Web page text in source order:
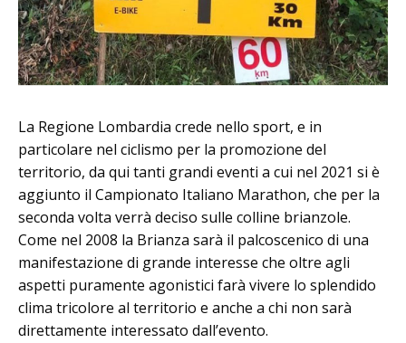
La Regione Lombardia crede nello sport, e in
particolare nel ciclismo per la promozione del
territorio, da qui tanti grandi eventi a cui nel 2021 si è
aggiunto il Campionato Italiano Marathon, che per la
seconda volta verrà deciso sulle colline brianzole.
Come nel 2008 la Brianza sarà il palcoscenico di una
manifestazione di grande interesse che oltre agli
aspetti puramente agonistici farà vivere lo splendido
clima tricolore al territorio e anche a chi non sarà
direttamente interessato dall’evento.